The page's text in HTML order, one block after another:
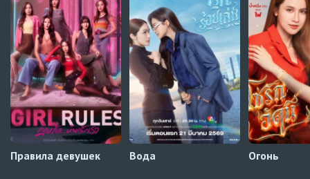
Кризис влюблённости в классе3 серия
Автосабы русские / украинские
Давай немного подождём, Харутора-кун 1 серия
Превью
Правила девушек Вода Огонь